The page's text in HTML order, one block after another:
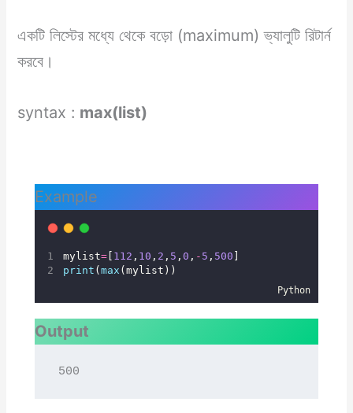
একটি লিস্টের মধ্যে থেকে বড়ো (maximum) ভ্যালুটি রিটার্ন
করবে।
syntax : max(list)
Example
mylist=[ 112 , 10 , 2 , 5 , 0 , - 5 , 500
print ( max (mylist))
Python
Output
500